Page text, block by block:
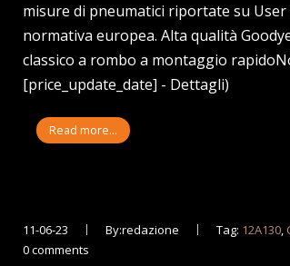
misure di pneumatici riportate su
normativa europea. Alta qualità
classico a rombo a montaggio
[price_update_date] - Dettagli)
Read more...
11-06-23 By:redazione Tag: 12A130,
0 comments